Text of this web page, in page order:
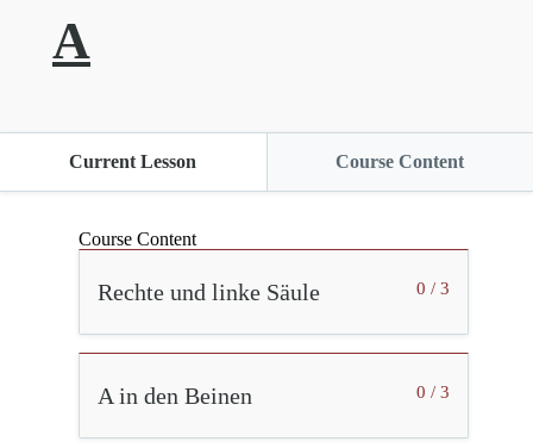
A
Current Lesson Course Content
Course Content
0 / 3
Rechte und linke Säule
0 / 3
A in den Beinen